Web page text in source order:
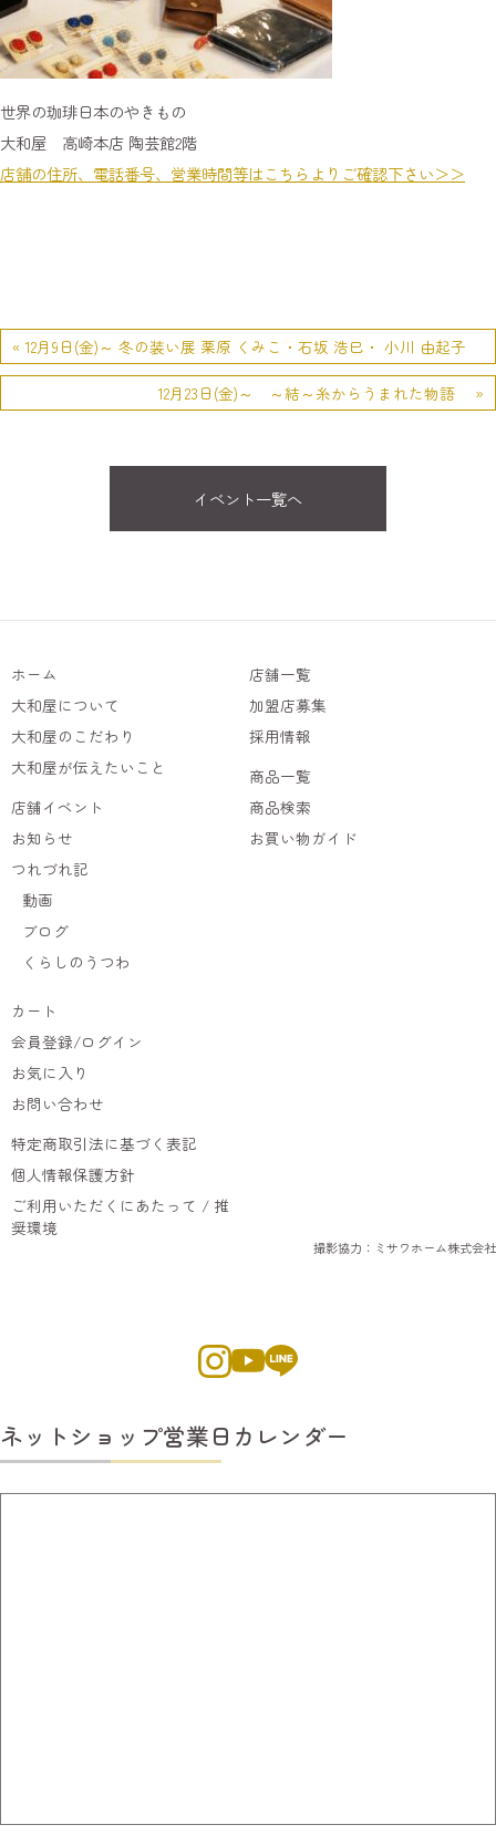
世界の珈琲日本のやきもの
大和屋 高崎本店 陶芸館2階
店舗の住所、電話番号、営業時間等はこちらよりご確認下さい＞＞
« 12月9日(金)～ 冬の装い展 栗原 くみこ・石坂 浩巳・ 小川 由起子
12月23日(金)～ ～結～糸からうまれた物語 »
イベント一覧へ
ホーム
大和屋について
大和屋のこだわり
大和屋が伝えたいこと
店舗イベント
お知らせ
つれづれ記
動画
ブログ
くらしのうつわ
店舗一覧
加盟店募集
採用情報
商品一覧
商品検索
お買い物ガイド
カート
会員登録/ログイン
お気に入り
お問い合わせ
特定商取引法に基づく表記
個人情報保護方針
ご利用いただくにあたって / 推
奨環境
撮影協力：ミサワホーム株式会社
ネットショップ営業日カレンダー